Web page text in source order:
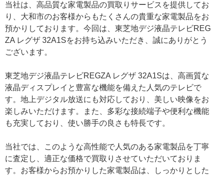
当社は、高品質な家電製品の買取りサービスを提供してお
り、大和市のお客様からもたくさんの貴重な家電製品をお
預かりしております。今回は、東芝地デジ液晶テレビREG
ZA レグザ 32A1Sをお持ち込みいただき、誠にありがとう
ございます。
東芝地デジ液晶テレビREGZA レグザ 32A1Sは、高画質な
液晶ディスプレイと豊富な機能を備えた人気のテレビで
す。地上デジタル放送にも対応しており、美しい映像をお
楽しみいただけます。また、多彩な接続端子や便利な機能
も充実しており、使い勝手の良さも特長です。
当社では、このような高性能で人気のある家電製品を丁寧
に査定し、適正な価格で買取りさせていただいておりま
す。お客様からお預かりした家電製品は、しっかりとした